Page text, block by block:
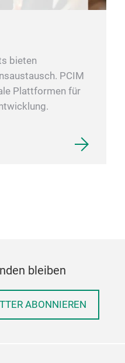
bieten
PCIM
Plattformen für
bleiben
ABONNIEREN